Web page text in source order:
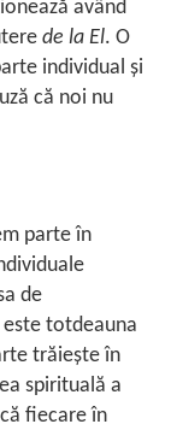
având
de la El. O
individual şi
că noi nu
parte în
de
totdeauna
trăieşte în
spirituală a
fiecare în